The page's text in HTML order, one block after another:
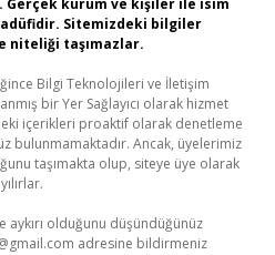
Gerçek kurum ve kişiler ile isim
Sitemizdeki bilgiler
niteliği taşımazlar.
Bilgi Teknolojileri ve İletişim
bir Yer Sağlayıcı olarak hizmet
içerikleri proaktif olarak denetleme
bulunmamaktadır. Ancak, üyelerimiz
taşımakta olup, siteye üye olarak
aykırı olduğunu düşündüğünüz
adresine bildirmeniz